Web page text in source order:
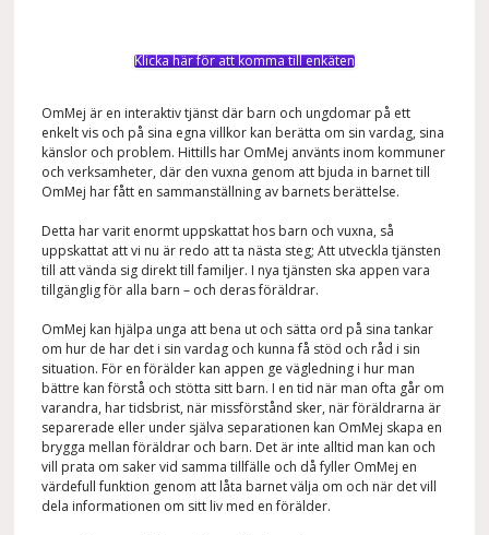
Klicka här för att komma till enkäten
OmMej är en interaktiv tjänst där barn och ungdomar på ett
enkelt vis och på sina egna villkor kan berätta om sin vardag, sina
känslor och problem. Hittills har OmMej använts inom kommuner
och verksamheter, där den vuxna genom att bjuda in barnet till
OmMej har fått en sammanställning av barnets berättelse.
Detta har varit enormt uppskattat hos barn och vuxna, så
uppskattat att vi nu är redo att ta nästa steg; Att utveckla tjänsten
till att vända sig direkt till familjer. I nya tjänsten ska appen vara
tillgänglig för alla barn – och deras föräldrar.
OmMej kan hjälpa unga att bena ut och sätta ord på sina tankar
om hur de har det i sin vardag och kunna få stöd och råd i sin
situation. För en förälder kan appen ge vägledning i hur man
bättre kan förstå och stötta sitt barn. I en tid när man ofta går om
varandra, har tidsbrist, när missförstånd sker, när föräldrarna är
separerade eller under själva separationen kan OmMej skapa en
brygga mellan föräldrar och barn. Det är inte alltid man kan och
vill prata om saker vid samma tillfälle och då fyller OmMej en
värdefull funktion genom att låta barnet välja om och när det vill
dela informationen om sitt liv med en förälder.